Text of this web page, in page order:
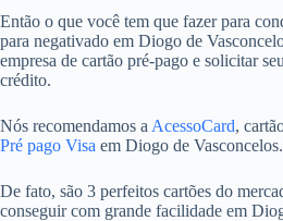
Então o que você tem que fazer para
para negativado em Diogo de
empresa de cartão pré-pago e solicitar
crédito.
Nós recomendamos a AcessoCard,
Pré pago Visa em Diogo de Vasconcelos.
De fato, são 3 perfeitos cartões do
conseguir com grande facilidade em